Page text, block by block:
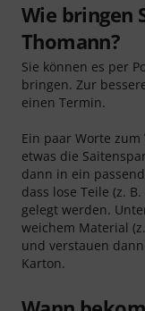
Wie bringen
Thomann?
Sie können es per
bringen. Zur
einen Termin.
Ein paar Worte
etwas die
dann in ein
dass lose Teile (z.
gelegt werden.
weichem Material
und verstauen
Karton.